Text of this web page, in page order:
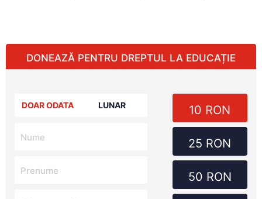
DONEAZĂ PENTRU DREPTUL LA EDUCAȚIE
DOAR ODATA LUNAR 10 RON
25 RON
50 RON